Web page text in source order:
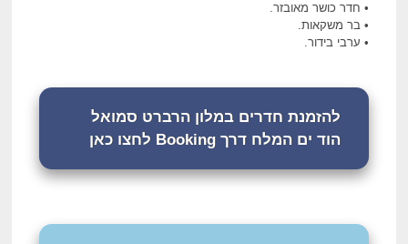
• חדר כושר מאובזר.
• בר משקאות.
• ערבי בידור.
להזמנת חדרים במלון הרברט סמואל
הוד ים המלח דרך Booking לחצו כאן